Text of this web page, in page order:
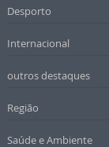
Desporto
Internacional
outros destaques
Região
Saúde e Ambiente